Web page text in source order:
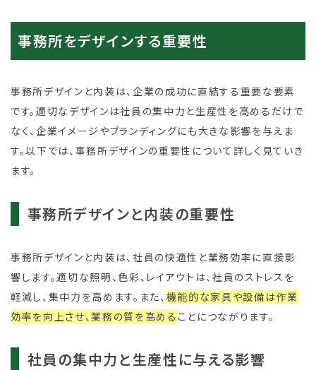
事務所をデザインする重要性
事務所デザインと内装は、企業の成功に直結する重要な要素
です。適切なデザインは社員の集中力と生産性を高めるだけで
なく、企業イメージやブランディングにも大きな影響を与えま
す。以下では、事務所デザインの重要性について詳しく見ていき
ます。
事務所デザインと内装の重要性
事務所デザインと内装は、社員の快適性と業務効率に直接影
響します。適切な照明、色彩、レイアウトは、社員のストレスを
軽減し、集中力を高めます。また、 機能的な家具や設備は作業
効率を向上させ、業務の質を高める ことにつながります。
社員の集中力と生産性に与える影響